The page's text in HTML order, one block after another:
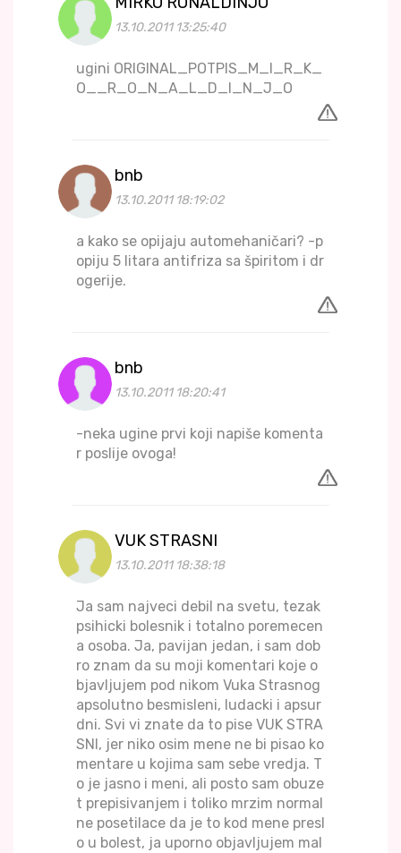
13.10.2011 13:25:40
ugini ORIGINAL_POTPIS_M_I_R_K_
O__R_O_N_A_L_D_I_N_J_O
bnb
13.10.2011 18:19:02
a kako se opijaju automehaničari? -p
opiju 5 litara antifriza sa špiritom i dr
ogerije.
bnb
13.10.2011 18:20:41
-neka ugine prvi koji napiše komenta
r poslije ovoga!
VUK STRASNI
13.10.2011 18:38:18
Ja sam najveci debil na svetu, tezak
psihicki bolesnik i totalno poremecen
a osoba. Ja, pavijan jedan, i sam dob
ro znam da su moji komentari koje o
bjavljujem pod nikom Vuka Strasnog
apsolutno besmisleni, ludacki i apsur
dni. Svi vi znate da to pise VUK STRA
SNI, jer niko osim mene ne bi pisao ko
mentare u kojima sam sebe vredja. T
o je jasno i meni, ali posto sam obuze
t prepisivanjem i toliko mrzim normal
ne posetilace da je to kod mene presl
o u bolest, ja uporno objavljujem mal